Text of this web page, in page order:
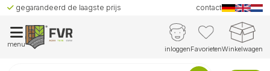
gegarandeerd de laagste prijs contact
menu
inloggenFavorietenWinkelwagen